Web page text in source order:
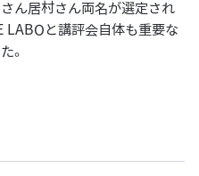
ん居村さん両名が選定され
LABOと講評会自体も重要な
。